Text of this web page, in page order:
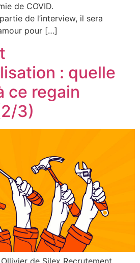
de COVID.
de l’interview, il sera
pour […]
: quelle
ce regain
3)
de Silex Recrutement